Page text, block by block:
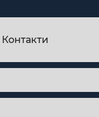
Контакти